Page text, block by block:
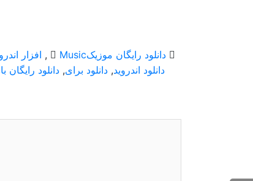
دانلود رایگان موزیکMusic
, افزار
دانلود اندروید, دانلود برای, دانلود رایگان